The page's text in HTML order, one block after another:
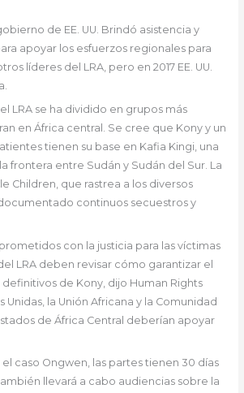
de EE. UU. Brindó asistencia y
apoyar los esfuerzos regionales para
líderes del LRA, pero en 2017 EE. UU.
LRA se ha dividido en grupos más
en África central. Se cree que Kony y un
tienen su base en Kafia Kingi, una
frontera entre Sudán y Sudán del Sur. La
Children, que rastrea a los diversos
continuos secuestros y
con la justicia para las víctimas
LRA deben revisar cómo garantizar el
de Kony, dijo Human Rights
Unidas, la Unión Africana y la Comunidad
de África Central deberían apoyar
caso Ongwen, las partes tienen 30 días
llevará a cabo audiencias sobre la